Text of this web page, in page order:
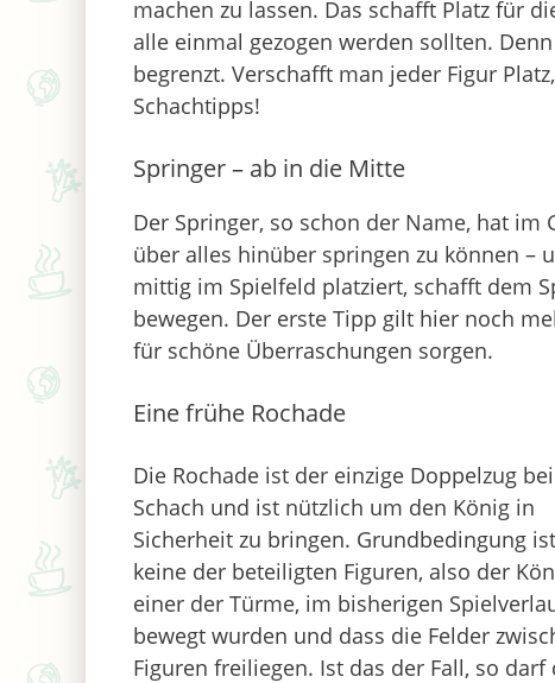
machen zu lassen. Das schafft Platz für
alle einmal gezogen werden sollten.
begrenzt. Verschafft man jeder Figur
Schachtipps!
Springer – ab in die Mitte
Der Springer, so schon der Name, hat im
über alles hinüber springen zu können –
mittig im Spielfeld platziert, schafft dem
bewegen. Der erste Tipp gilt hier noch
für schöne Überraschungen sorgen.
Eine frühe Rochade
Die Rochade ist der einzige Doppelzug
Schach und ist nützlich um den König in
Sicherheit zu bringen. Grundbedingung
keine der beteiligten Figuren, also der
einer der Türme, im bisherigen
bewegt wurden und dass die Felder
Figuren freiliegen. Ist das der Fall, so darf